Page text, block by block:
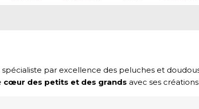
spécialiste par excellence des peluches et
cœur des petits et des grands avec ses